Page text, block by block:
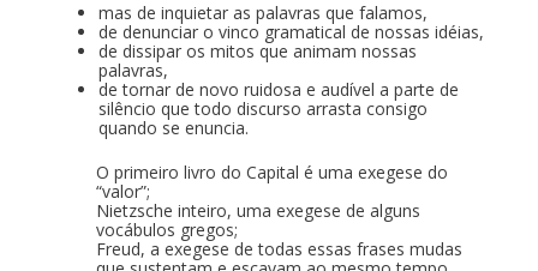
mas de inquietar as palavras que falamos,
de denunciar o vinco gramatical de nossas idéias,
de dissipar os mitos que animam nossas
palavras,
de tornar de novo ruidosa e audível a parte de
silêncio que todo discurso arrasta consigo
quando se enuncia.
O primeiro livro do Capital é uma exegese do
“valor”;
Nietzsche inteiro, uma exegese de alguns
vocábulos gregos;
Freud, a exegese de todas essas frases mudas